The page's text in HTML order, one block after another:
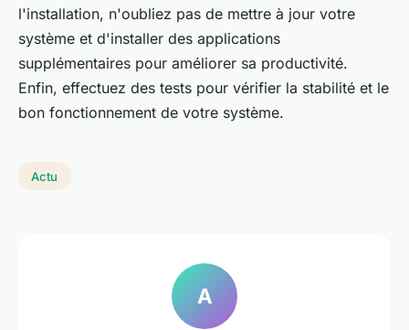
l'installation, n'oubliez pas de mettre à jour votre
système et d'installer des applications
supplémentaires pour améliorer sa productivité.
Enfin, effectuez des tests pour vérifier la stabilité et le
bon fonctionnement de votre système.
Actu
A